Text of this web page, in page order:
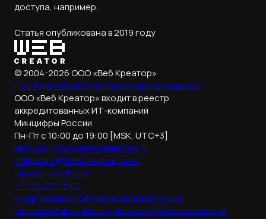
доступа, например.
Статья опубликована в 2019 году
© 2004-2026 ООО «Веб Креатор»
Политика обработкиперсональных данных
ООО «Веб Креатор» входит в реестр
аккредитованных ИТ-компаний
Минцифры России
Пн-Пт с 10:00 до 19:00 [MSK, UTC+3]
Москва, Староалексеевская, 5
Telegram @WebCreatorTeam
s@web-creator.ru
+7 495 215 15 01
Цифровизация бизнесаКорпоративные
системыМашинное обучение и ИИАвтоматизация